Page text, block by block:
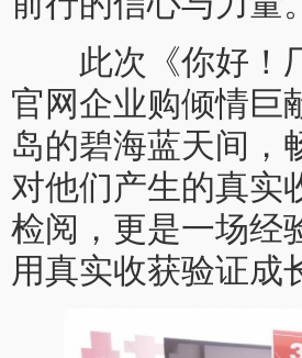
此次《你好！厂
官网企业购倾情巨
岛的碧海蓝天间，
对他们产生的真实
检阅，更是一场
用真实收获验证成